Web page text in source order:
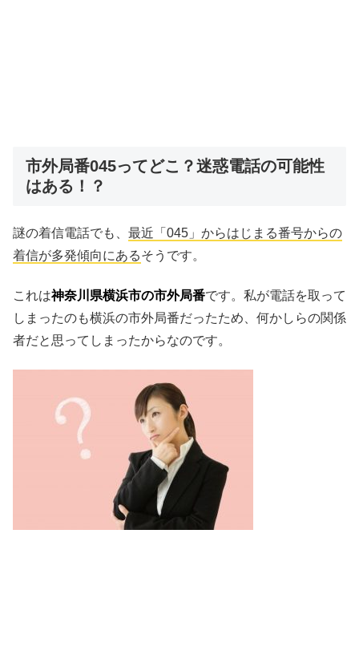
市外局番045ってどこ？迷惑電話の可能性
はある！？
謎の着信電話でも、 最近「045」からはじまる番号からの
着信が多発傾向にあるそうです。
これは神奈川県横浜市の市外局番です。私が電話を取って
しまったのも横浜の市外局番だったため、何かしらの関係
者だと思ってしまったからなのです。